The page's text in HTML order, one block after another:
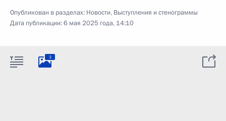
Опубликован в разделах: Новости, Выступления и стенограммы
Дата публикации:6 мая 2025 года, 14:10
3